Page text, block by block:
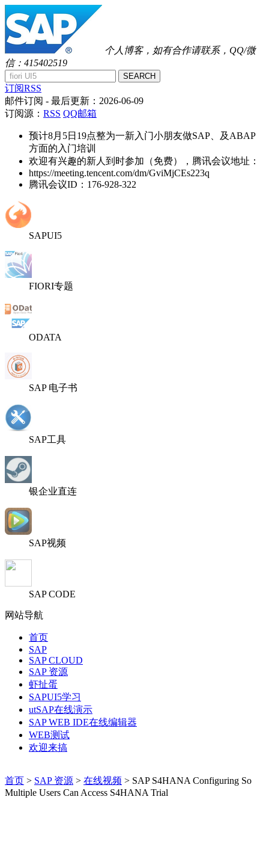
个人博客，如有合作请联系，QQ/微
信：415402519
SEARCH
订阅RSS
邮件订阅 - 最后更新： 2026-06-09
订阅源： RSS QQ邮箱
预计8月5日19点整为一新入门小朋友做SAP、及ABAP
方面的入门培训
欢迎有兴趣的新人到时参加（免费），腾讯会议地址：
https://meeting.tencent.com/dm/GviMjCEs223q
腾讯会议ID：176-928-322
SAPUI5
FIORI专题
ODATA
SAP 电子书
SAP工具
银企业直连
SAP视频
SAP CODE
网站导航
首页
SAP
SAP CLOUD
SAP 资源
虾扯蛋
SAPUI5学习
utSAP在线演示
SAP WEB IDE在线编辑器
WEB测试
欢迎来搞
首页 > SAP 资源 > 在线视频 > SAP S4HANA Configuring So
Multiple Users Can Access S4HANA Trial